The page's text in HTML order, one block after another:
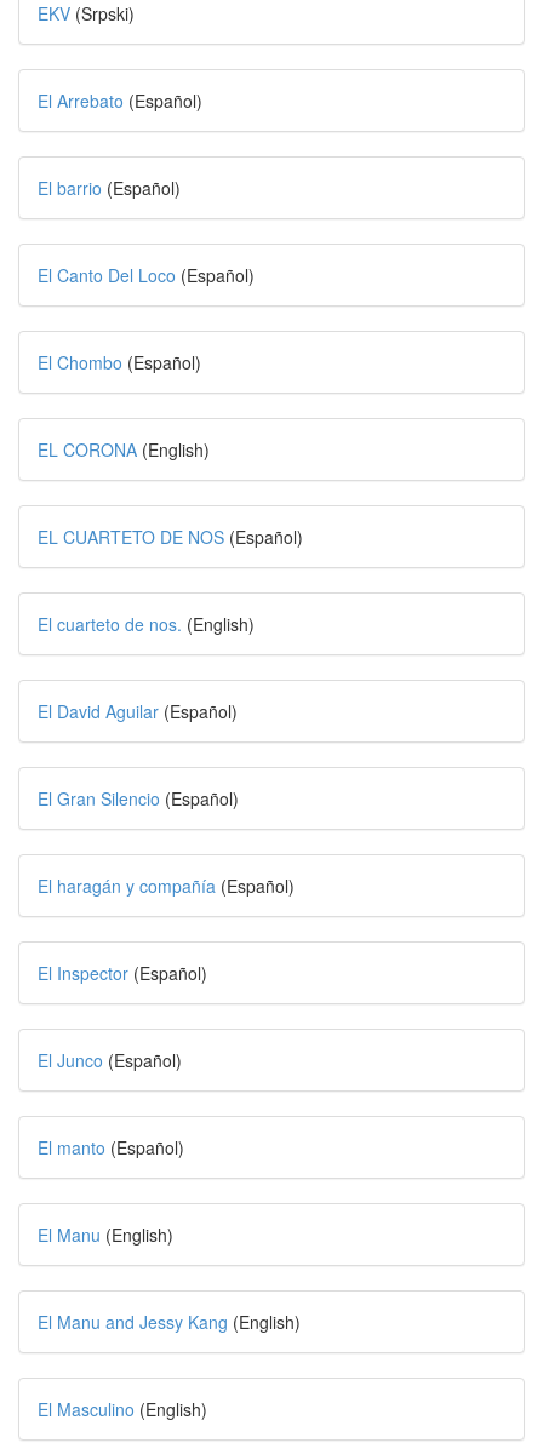
EKV (Srpski)
El Arrebato (Español)
El barrio (Español)
El Canto Del Loco (Español)
El Chombo (Español)
EL CORONA (English)
EL CUARTETO DE NOS (Español)
El cuarteto de nos. (English)
El David Aguilar (Español)
El Gran Silencio (Español)
El haragán y compañía (Español)
El Inspector (Español)
El Junco (Español)
El manto (Español)
El Manu (English)
El Manu and Jessy Kang (English)
El Masculino (English)